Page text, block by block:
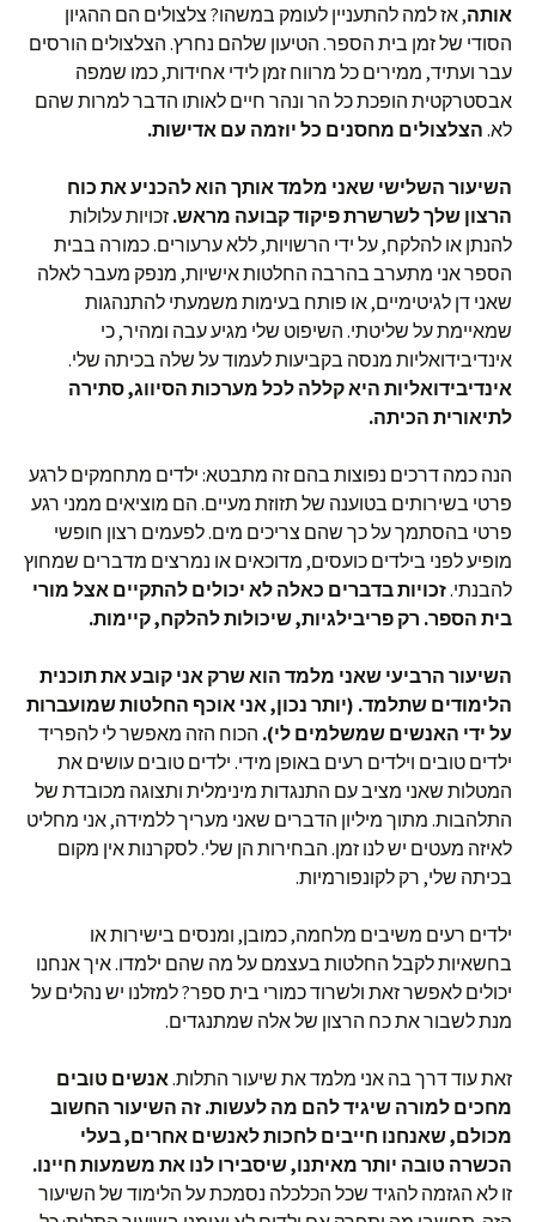
אותה, אז למה להתעניין לעומק במשהו? צלצולים הם ההגיון
הסודי של זמן בית הספר. הטיעון שלהם נחרץ. הצלצולים הורסים
עבר ועתיד, ממירים כל מרווח זמן לידי אחידות, כמו שמפה
אבסטרקטית הופכת כל הר ונהר חיים לאותו הדבר למרות שהם
לא. הצלצולים מחסנים כל יוזמה עם אדישות.
השיעור השלישי שאני מלמד אותך הוא להכניע את כוח
הרצון שלך לשרשרת פיקוד קבועה מראש. זכויות עלולות
להנתן או להלקח, על ידי הרשויות, ללא ערעורים. כמורה בבית
הספר אני מתערב בהרבה החלטות אישיות, מנפק מעבר לאלה
שאני דן לגיטימיים, או פותח בעימות משמעתי להתנהגות
שמאיימת על שליטתי. השיפוט שלי מגיע עבה ומהיר, כי
אינדיבידואליות מנסה בקביעות לעמוד על שלה בכיתה שלי.
אינדיבידואליות היא קללה לכל מערכות הסיווג, סתירה
לתיאורית הכיתה.
הנה כמה דרכים נפוצות בהם זה מתבטא: ילדים מתחמקים לרגע
פרטי בשירותים בטוענה של תזוזת מעיים. הם מוציאים ממני רגע
פרטי בהסתמך על כך שהם צריכים מים. לפעמים רצון חופשי
מופיע לפני בילדים כועסים, מדוכאים או נמרצים מדברים שמחוץ
להבנתי.זכויות בדברים כאלה לא יכולים להתקיים אצל מורי
בית הספר. רק פריבילגיות, שיכולות להלקח, קיימות.
השיעור הרביעי שאני מלמד הוא שרק אני קובע את תוכנית
הלימודים שתלמד. (יותר נכון, אני אוכף החלטות שמועברות
על ידי האנשים שמשלמים לי). הכוח הזה מאפשר לי להפריד
ילדים טובים וילדים רעים באופן מידי. ילדים טובים עושים את
המטלות שאני מציב עם התנגדות מינימלית ותצוגה מכובדת של
התלהבות. מתוך מיליון הדברים שאני מעריך ללמידה, אני מחליט
לאיזה מעטים יש לנו זמן. הבחירות הן שלי. לסקרנות אין מקום
בכיתה שלי, רק לקונפורמיות.
ילדים רעים משיבים מלחמה, כמובן, ומנסים בישירות או
בחשאיות לקבל החלטות בעצמם על מה שהם ילמדו. איך אנחנו
יכולים לאפשר זאת ולשרוד כמורי בית ספר? למזלנו יש נהלים על
מנת לשבור את כח הרצון של אלה שמתנגדים.
זאת עוד דרך בה אני מלמד את שיעור התלות.אנשים טובים
מחכים למורה שיגיד להם מה לעשות. זה השיעור החשוב
מכולם, שאנחנו חייבים לחכות לאנשים אחרים, בעלי
הכשרה טובה יותר מאיתנו, שיסבירו לנו את משמעות חיינו.
זו לא הגזמה להגיד שכל הכלכלה נסמכת על הלימוד של השיעור